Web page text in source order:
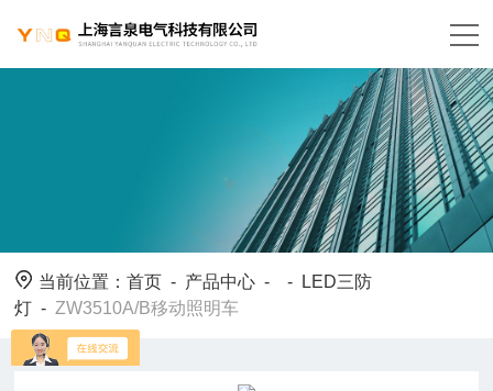
当前位置：首页 - 产品中心 - -
LED三防
灯 - ZW3510A/B移动照明车